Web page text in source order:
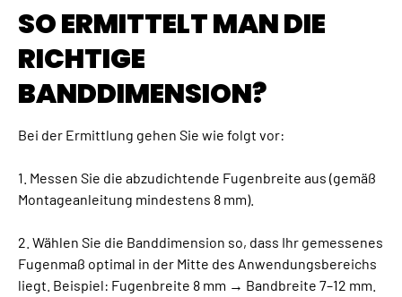
SO ERMITTELT MAN DIE
RICHTIGE
BANDDIMENSION?
Bei der Ermittlung gehen Sie wie folgt vor:
1. Messen Sie die abzudichtende Fugenbreite aus (gemäß
Montageanleitung mindestens 8 mm).
2. Wählen Sie die Banddimension so, dass Ihr gemessenes
Fugenmaß optimal in der Mitte des Anwendungsbereichs
liegt. Beispiel: Fugenbreite 8 mm → Bandbreite 7–12 mm.